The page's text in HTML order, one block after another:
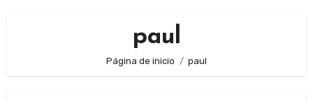
paul
Página de inicio paul